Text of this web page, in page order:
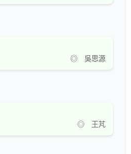
◎ 吳思源
◎ 王芃